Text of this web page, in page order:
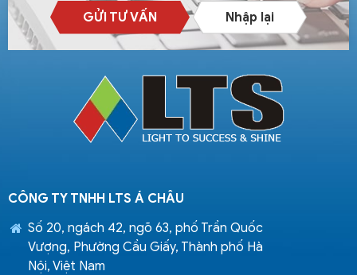
GỬI TƯ VẤN Nhập lại
CÔNG TY TNHH LTS Á CHÂU
Số 20, ngách 42, ngõ 63, phố Trần Quốc
Vượng, Phường Cầu Giấy, Thành phố Hà
Nội, Việt Nam